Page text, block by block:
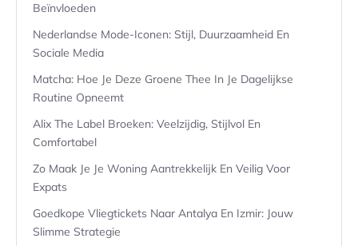
Beïnvloeden
Nederlandse Mode-Iconen: Stijl, Duurzaamheid En
Sociale Media
Matcha: Hoe Je Deze Groene Thee In Je Dagelijkse
Routine Opneemt
Alix The Label Broeken: Veelzijdig, Stijlvol En
Comfortabel
Zo Maak Je Je Woning Aantrekkelijk En Veilig Voor
Expats
Goedkope Vliegtickets Naar Antalya En Izmir: Jouw
Slimme Strategie